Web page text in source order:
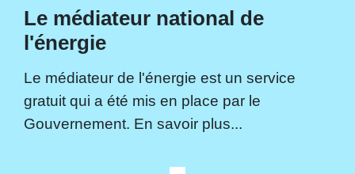
Le médiateur national de
l'énergie
Le médiateur de l'énergie est un service
gratuit qui a été mis en place par le
Gouvernement. En savoir plus...